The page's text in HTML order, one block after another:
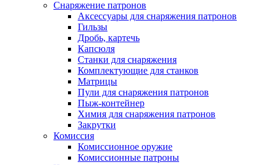
Снаряжение патронов
Аксессуары для снаряжения патронов
Гильзы
Дробь, картечь
Капсюля
Станки для снаряжения
Комплектующие для станков
Матрицы
Пули для снаряжения патронов
Пыж-контейнер
Химия для снаряжения патронов
Закрутки
Комиссия
Комиссионное оружие
Комиссионные патроны